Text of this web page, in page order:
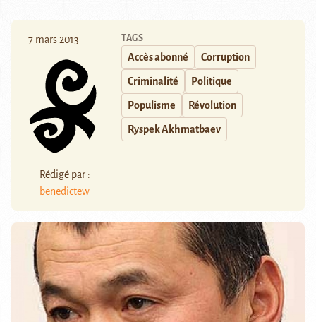
7 mars 2013
Rédigé par :
benedictew
TAGS
Accès abonné Corruption
Criminalité Politique
Populisme Révolution
Ryspek Akhmatbaev